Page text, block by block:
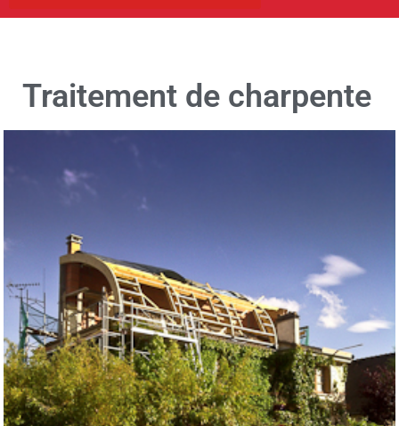
Traitement de charpente